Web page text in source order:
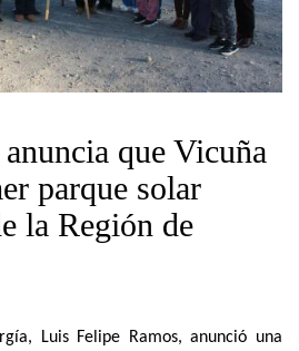
que Vicuña
parque solar
la Región de
Luis Felipe Ramos, anunció una